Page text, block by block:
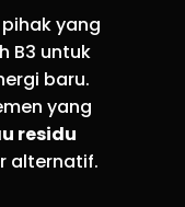
yang
B3 untuk
baru.
yang
residu
alternatif.